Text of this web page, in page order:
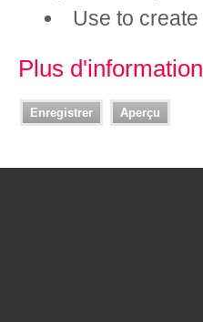
Use to
Plus